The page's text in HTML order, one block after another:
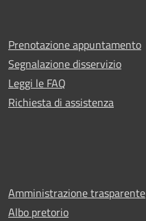
Prenotazione appuntamento
Segnalazione disservizio
Leggi le FAQ
Richiesta di assistenza
Amministrazione trasparente
Albo pretorio